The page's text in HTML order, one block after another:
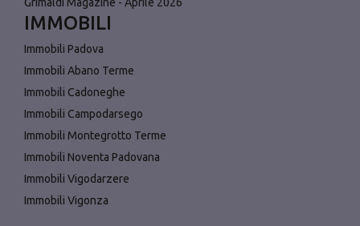
IMMOBILI
Immobili Padova
Immobili Abano Terme
Immobili Cadoneghe
Immobili Campodarsego
Immobili Montegrotto Terme
Immobili Noventa Padovana
Immobili Vigodarzere
Immobili Vigonza